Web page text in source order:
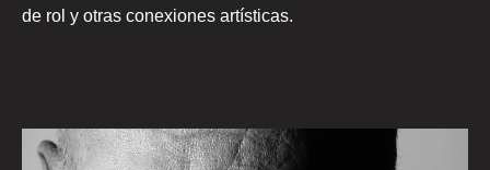
de rol y otras conexiones artísticas.